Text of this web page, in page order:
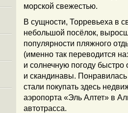
морской свежестью.
В сущности, Торревьеха в
небольшой посёлок,
популярности пляжного
(именно так переводится
и солнечную погоду
и скандинавы.
стали покупать здесь
аэропорта «Эль Алтет» в
автотрасса.